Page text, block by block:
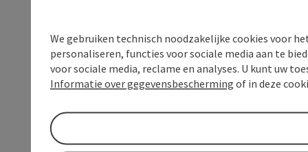
We gebruiken technisch noodzakelijke cookies voor
personaliseren, functies voor sociale media aan te
voor sociale media, reclame en analyses. U kunt uw
Informatie over gegevensbescherming of in deze